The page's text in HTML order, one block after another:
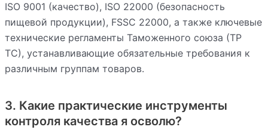
ISO 9001 (качество), ISO 22000 (безопасность
пищевой продукции), FSSC 22000, а также ключевые
технические регламенты Таможенного союза (ТР
ТС), устанавливающие обязательные требования к
различным группам товаров.
3. Какие практические инструменты
контроля качества я осволю?